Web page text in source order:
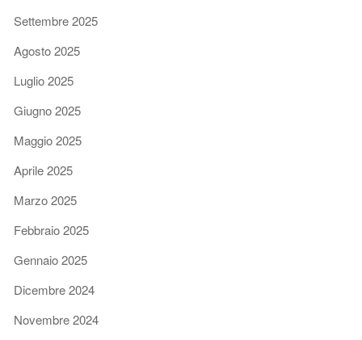
Settembre 2025
Agosto 2025
Luglio 2025
Giugno 2025
Maggio 2025
Aprile 2025
Marzo 2025
Febbraio 2025
Gennaio 2025
Dicembre 2024
Novembre 2024